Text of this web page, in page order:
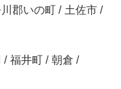
郡いの町 / 土佐市 /
/ 福井町 / 朝倉 /